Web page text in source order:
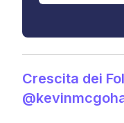
Crescita dei